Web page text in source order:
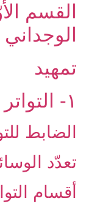
القسم
الوجداني
تمهيد
۱- التواتر
الضابط
تعدّد
أقسام